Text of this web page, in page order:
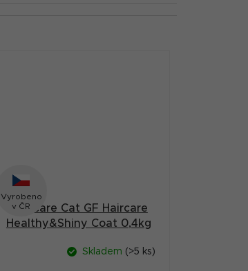
Vyrobeno
v ČR
Brit Care Cat GF Haircare
Healthy&Shiny Coat 0,4kg
Skladem (>5 ks)